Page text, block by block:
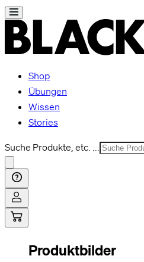
Shop
Übungen
Wissen
Stories
Suche Produkte, etc. ...
Produktbilder